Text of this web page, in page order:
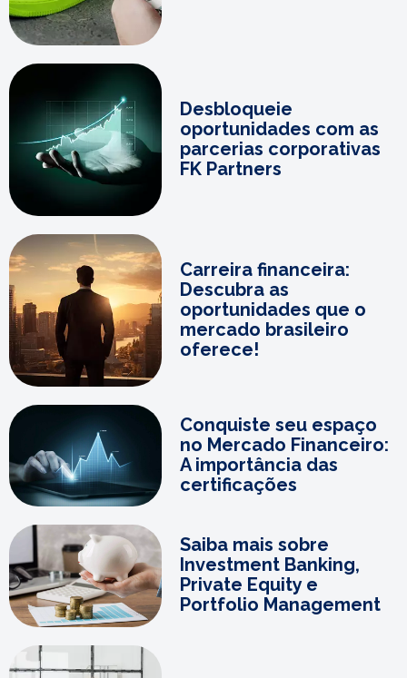
Desbloqueie
oportunidades com as
parcerias corporativas
FK Partners
Carreira financeira:
Descubra as
oportunidades que o
mercado brasileiro
oferece!
Conquiste seu espaço
no Mercado Financeiro:
A importância das
certificações
Saiba mais sobre
Investment Banking,
Private Equity e
Portfolio Management